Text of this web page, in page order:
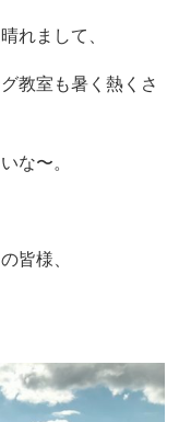
れまして、
教室も暑く熱くさ
な〜。
皆様、